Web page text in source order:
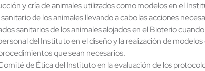
y cría de animales utilizados como modelos en el
de los animales llevando a cabo las acciones
sanitarios de los animales alojados en el Bioterio
del Instituto en el diseño y la realización de
que sean necesarios.
de Ética del Instituto en la evaluación de los